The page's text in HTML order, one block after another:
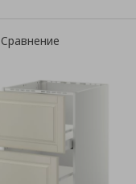
Сравнение